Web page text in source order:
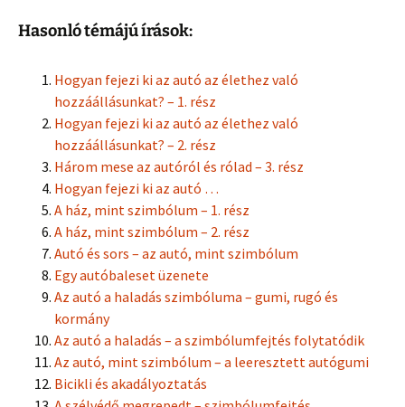
Hasonló témájú írások:
Hogyan fejezi ki az autó az élethez való
hozzáállásunkat? – 1. rész
Hogyan fejezi ki az autó az élethez való
hozzáállásunkat? – 2. rész
Három mese az autóról és rólad – 3. rész
Hogyan fejezi ki az autó …
A ház, mint szimbólum – 1. rész
A ház, mint szimbólum – 2. rész
Autó és sors – az autó, mint szimbólum
Egy autóbaleset üzenete
Az autó a haladás szimbóluma – gumi, rugó és
kormány
Az autó a haladás – a szimbólumfejtés folytatódik
Az autó, mint szimbólum – a leeresztett autógumi
Bicikli és akadályoztatás